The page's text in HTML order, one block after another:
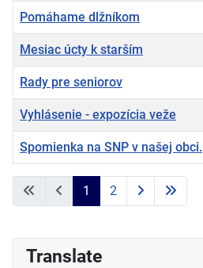
Translate
Články
Pomáhame dlžníkom
Mesiac úcty k starším
Rady pre seniorov
Vyhlásenie - expozícia veže
Spomienka na SNP v našej obci.
1 2